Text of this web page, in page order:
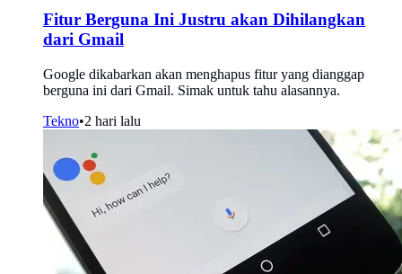
Fitur Berguna Ini Justru akan Dihilangkan
dari Gmail
Google dikabarkan akan menghapus fitur yang dianggap
berguna ini dari Gmail. Simak untuk tahu alasannya.
Tekno•2 hari lalu